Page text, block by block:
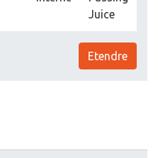
Juice
Etendre